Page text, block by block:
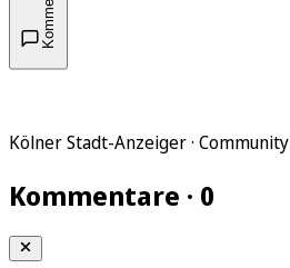
Kölner Stadt-Anzeiger · Community
Kommentare · 0